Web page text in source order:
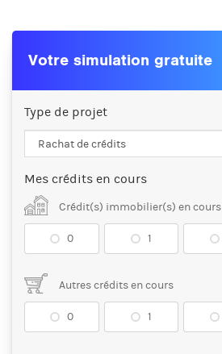
Votre simulation gratuite
Type de projet
Mes crédits en cours
Crédit(s) immobilier(s) en cours
0 1
Autres crédits en cours
0 1